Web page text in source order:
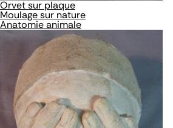
Orvet sur plaque
Moulage sur nature
Anatomie animale